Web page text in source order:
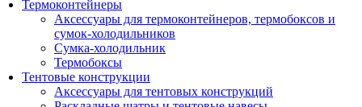
Термоконтейнеры
Аксессуары для термоконтейнеров, термобоксов и
сумок-холодильников
Сумка-холодильник
Термобоксы
Тентовые конструкции
Аксессуары для тентовых конструкций